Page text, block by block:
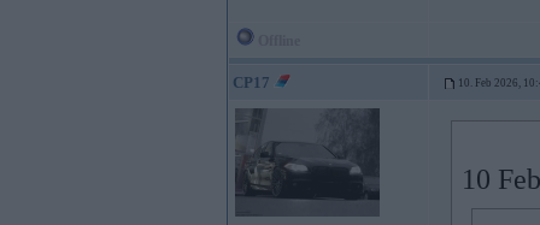
CP17 10. Feb 2026,
10